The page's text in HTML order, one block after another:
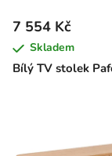
r
o
d
u
Bílý TV stolek
7 554 Kč
Skladem